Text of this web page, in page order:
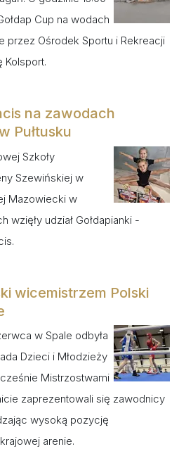
Cup na wodach
przez Ośrodek Sportu i Rekreacji
Kolsport.
na zawodach
Pułtusku
Szkoły
Szewińskiej w
Mazowiecki w
wzięły udział Gołdapianki -
wicemistrzem Polski
w Spale odbyła
Dzieci i Młodzieży
Mistrzostwami
zaprezentowali się zawodnicy
wysoką pozycję
arenie.